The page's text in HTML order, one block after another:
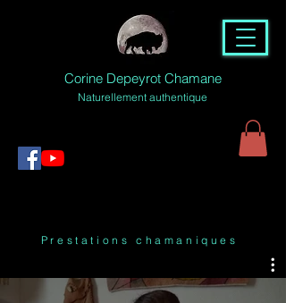
Corine Depeyrot Chamane
Naturellement authentique
Prestations chamaniques